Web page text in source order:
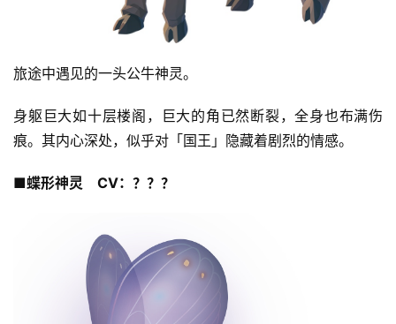
旅途中遇见的一头公牛神灵。
身躯巨大如十层楼阁，巨大的角已然断裂，全身也布满伤
痕。其内心深处，似乎对「国王」隐藏着剧烈的情感。
■蝶形神灵　CV：？？？